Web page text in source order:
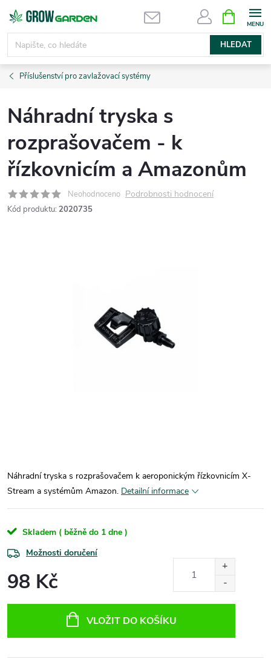
Přejít
obsah
HLEDAT
NÁKUPNÍ
KOŠÍK
Příslušenství pro zavlažovací systémy
Náhradní tryska s
rozprašovačem - k
řízkovnicím a Amazonům
Neohodnoceno Podrobnosti hodnocení
Kód produktu: 2020735
Náhradní tryska s rozprašovačem k aeroponickým řízkovnicím X-
Stream a systémům Amazon. Detailní informace
Skladem ( běžně do 1 dne )
Možnosti doručení
98 Kč
VLOŽIT DO KOŠÍKU